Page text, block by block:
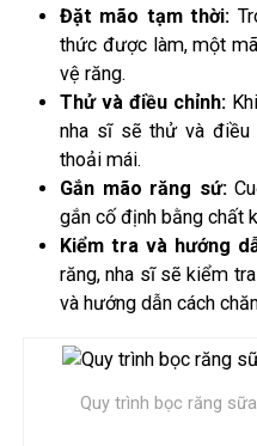
Đặt mão tạm thời:
thức được làm, một
vệ răng.
Thử và điều chỉnh:
nha sĩ sẽ thử và
thoải mái.
Gắn mão răng sứ:
gắn cố định bằng chất
Kiểm tra và hướng
răng, nha sĩ sẽ kiểm
và hướng dẫn cách
Quy trình bọc răng